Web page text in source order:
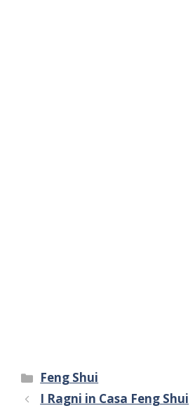
Categorie
Feng Shui
I Ragni in Casa Feng Shui